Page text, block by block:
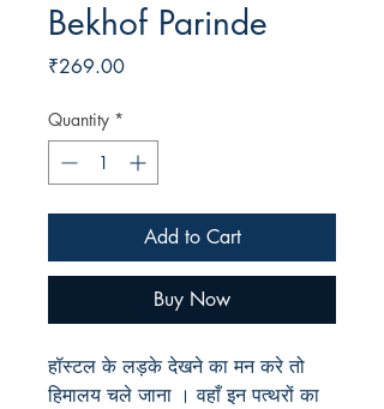
Bekhof Parinde
₹269.00Price
Quantity *
Add to Cart
Buy Now
हॉस्टल के लड़के देखने का मन करे तो
हिमालय चले जाना । वहाँ इन पत्थरों का